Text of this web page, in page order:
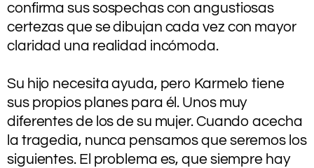
confirma sus sospechas con angustiosas
certezas que se dibujan cada vez con mayor
claridad una realidad incómoda.
Su hijo necesita ayuda, pero Karmelo tiene
sus propios planes para él. Unos muy
diferentes de los de su mujer. Cuando acecha
la tragedia, nunca pensamos que seremos los
siguientes. El problema es, que siempre hay